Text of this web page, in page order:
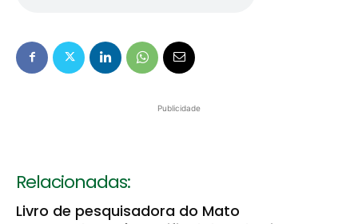
Publicidade
Relacionadas:
Livro de pesquisadora do Mato